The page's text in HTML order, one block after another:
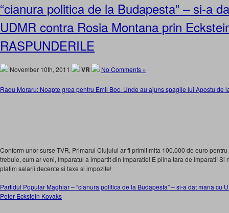
“cianura politica de la Budapesta” – si-a
UDMR contra Rosia Montana prin
RASPUNDERILE
November 10th, 2011 VR No Comments »
Radu Moraru: Noapte grea pentru Emil Boc. Unde au ajuns spagile lui Apostu de
Conform unor surse TVR, Primarul Clujului ar fi primit mita 100.000 de euro
trebuie, cum ar veni, Imparatul a impartit din Imparatie! E plina tara de Imparati! Si
platim salarii decente si taxe si impozite!
Partidul Popular Maghiar – “cianura politica de la Budapesta” – si-a dat mana cu
Peter Eckstein Kovaks